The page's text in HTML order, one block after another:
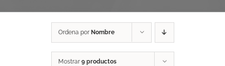
Ordena por Nombre
Mostrar 9 productos